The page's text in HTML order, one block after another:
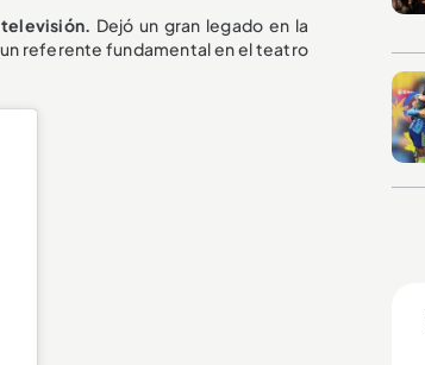
Dejó un gran legado en la
un referente fundamental en el teatro